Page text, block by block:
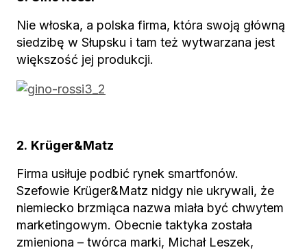
Nie włoska, a polska firma, która swoją główną
siedzibę w Słupsku i tam też wytwarzana jest
większość jej produkcji.
2. Krüger&Matz
Firma usiłuje podbić rynek smartfonów.
Szefowie Krüger&Matz nidgy nie ukrywali, że
niemiecko brzmiąca nazwa miała być chwytem
marketingowym. Obecnie taktyka została
zmieniona – twórca marki, Michał Leszek,